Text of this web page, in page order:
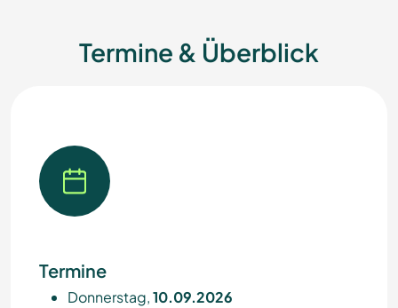
Termine & Überblick
Termine
Donnerstag,10.09.2026